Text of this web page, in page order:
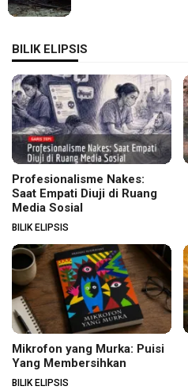
BILIK ELIPSIS
Profesionalisme Nakes:
Saat Empati Diuji di Ruang
Media Sosial
BILIK ELIPSIS
Mikrofon yang Murka: Puisi
Yang Membersihkan
BILIK ELIPSIS